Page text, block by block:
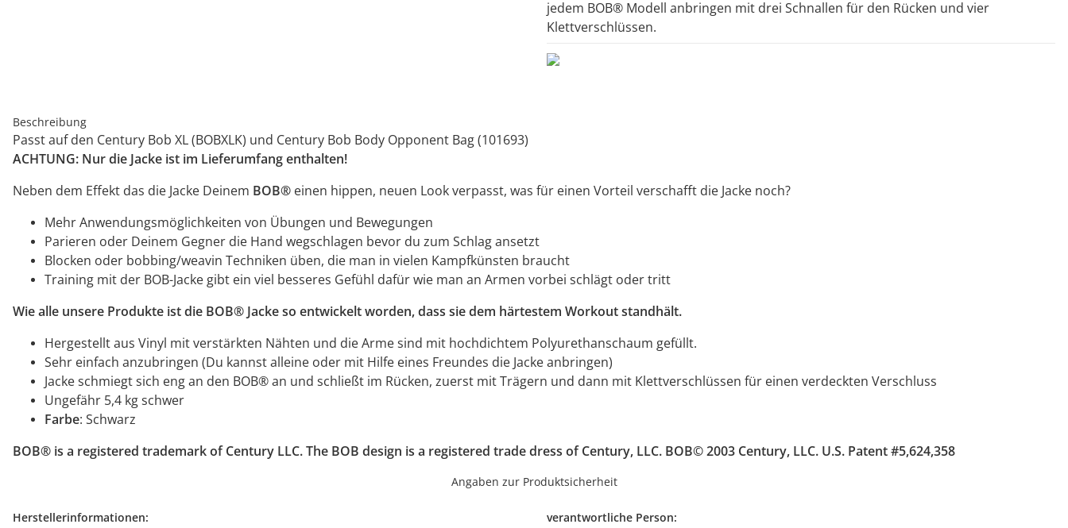
jedem BOB® Modell anbringen mit drei Schnallen für den Rücken und vier
Klettverschlüssen.
Beschreibung
Passt auf den Century Bob XL (BOBXLK) und Century Bob Body Opponent Bag (101693)
ACHTUNG: Nur die Jacke ist im Lieferumfang enthalten!
Neben dem Effekt das die Jacke Deinem BOB® einen hippen, neuen Look verpasst, was für einen Vorteil verschafft die Jacke noch?
Mehr Anwendungsmöglichkeiten von Übungen und Bewegungen
Parieren oder Deinem Gegner die Hand wegschlagen bevor du zum Schlag ansetzt
Blocken oder bobbing/weavin Techniken üben, die man in vielen Kampfkünsten braucht
Training mit der BOB-Jacke gibt ein viel besseres Gefühl dafür wie man an Armen vorbei schlägt oder tritt
Wie alle unsere Produkte ist die BOB® Jacke so entwickelt worden, dass sie dem härtestem Workout standhält.
Hergestellt aus Vinyl mit verstärkten Nähten und die Arme sind mit hochdichtem Polyurethanschaum gefüllt.
Sehr einfach anzubringen (Du kannst alleine oder mit Hilfe eines Freundes die Jacke anbringen)
Jacke schmiegt sich eng an den BOB® an und schließt im Rücken, zuerst mit Trägern und dann mit Klettverschlüssen für einen verdeckten Verschluss
Ungefähr 5,4 kg schwer
Farbe: Schwarz
BOB® is a registered trademark of Century LLC. The BOB design is a registered trade dress of Century, LLC. BOB© 2003 Century, LLC. U.S. Patent #5,624,358
Angaben zur Produktsicherheit
Herstellerinformationen:
verantwortliche Person: